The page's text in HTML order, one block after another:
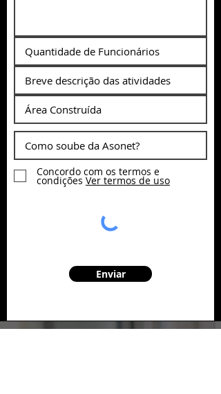
Concordo com os termos e
condições Ver termos de uso
Enviar